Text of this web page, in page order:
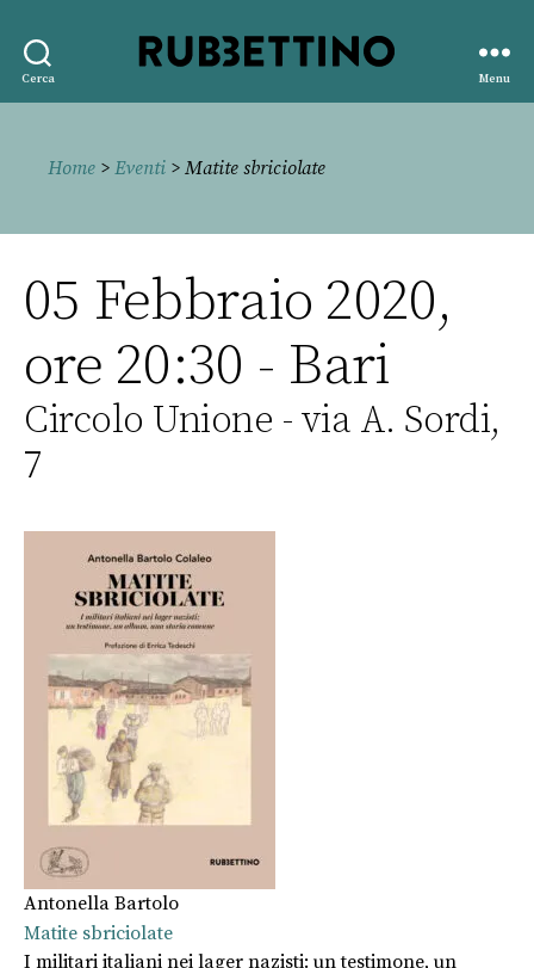
Cerca
editore
Menu
Home > Eventi > Matite sbriciolate
05 Febbraio 2020,
ore 20:30 - Bari
Circolo Unione - via A. Sordi,
7
Antonella Bartolo
Matite sbriciolate
I militari italiani nei lager nazisti: un testimone, un